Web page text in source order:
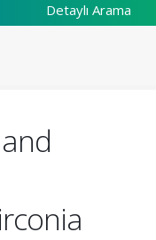
Detaylı Arama